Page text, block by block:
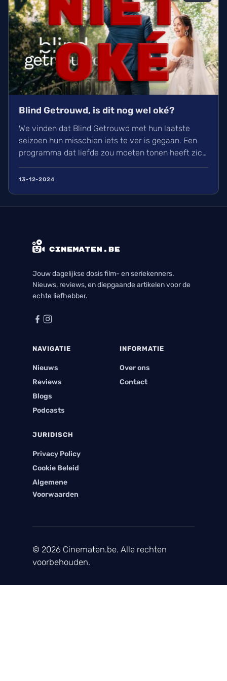
Blind Getrouwd, is dit nog wel oké?
We vinden dat Blind Getrouwd met hun laatste
seizoen hun misschien iets te ver is gegaan. Een
programma dat liefde zou moeten tonen heeft zich
meer gefocust om leed. Is dit de nieuwe soort van
uitlachtelevisie?
13-12-2024
Jouw dagelijkse dosis film- en seriekenners.
Nieuws, reviews, en diepgaande artikelen voor de
echte liefhebber.
NAVIGATIE
Nieuws
Reviews
Blogs
Podcasts
INFORMATIE
Over ons
Contact
JURIDISCH
Privacy Policy
Cookie Beleid
Algemene
Voorwaarden
© 2026 Cinematen.be. Alle rechten
voorbehouden.